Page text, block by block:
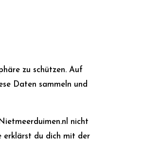
zu schützen. Auf
Daten sammeln und
nicht
erklärst du dich mit der